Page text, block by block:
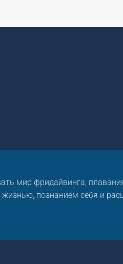
мир фридайвинга,
познанием себя и